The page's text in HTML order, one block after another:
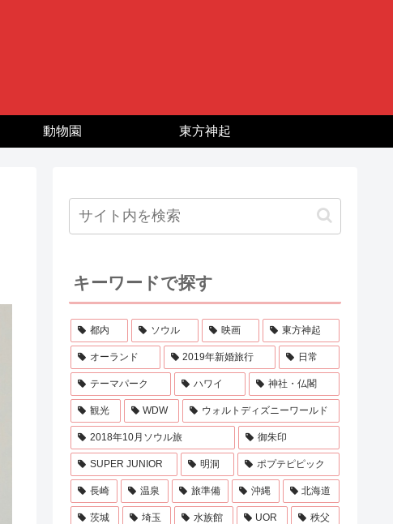
動物園 東方神起
キーワードで探す
都内 ソウル 映画 東方神起
オーランド 2019年新婚旅行 日常
テーマパーク ハワイ 神社・仏閣
観光 WDW ウォルトディズニーワールド
2018年10月ソウル旅 御朱印
SUPER JUNIOR 明洞 ポプテピピック
長崎 温泉 旅準備 沖縄 北海道
茨城 埼玉 水族館 UOR 秩父